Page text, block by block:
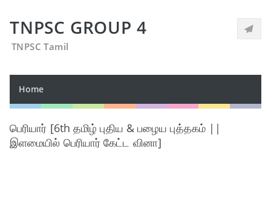
TNPSC GROUP 4
TNPSC Tamil
Home
பெரியார் [6th தமிழ் புதிய & பழைய புத்தகம் ||
இளமையில் பெரியார் கேட்ட வினா]